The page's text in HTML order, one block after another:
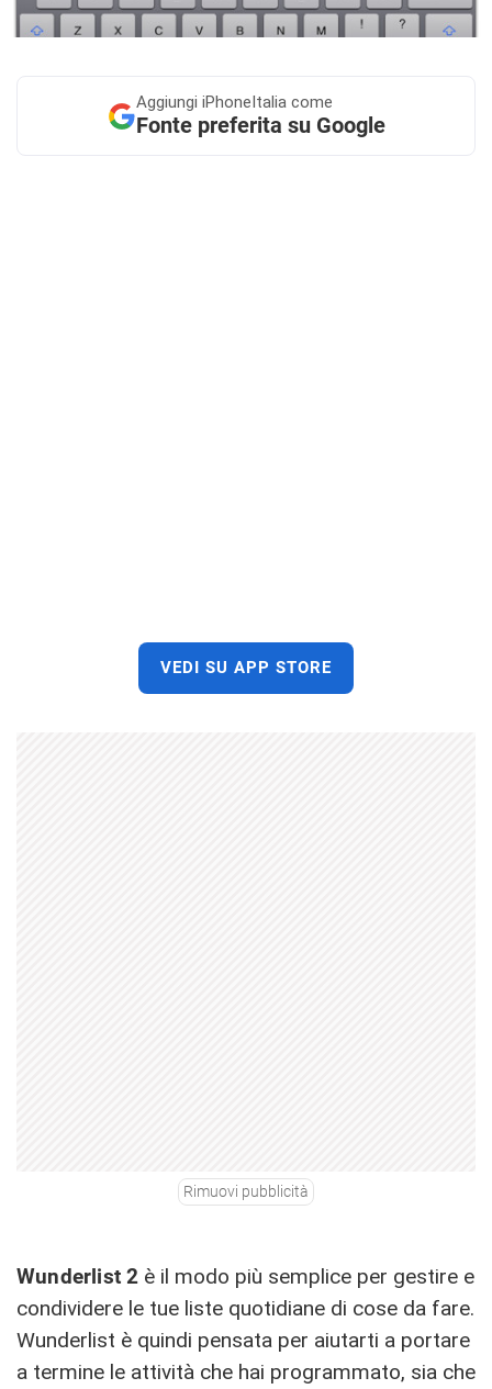
Aggiungi iPhoneItalia come
Fonte preferita su Google
VEDI SU APP STORE
Rimuovi pubblicità
Wunderlist 2 è il modo più semplice per gestire e
condividere le tue liste quotidiane di cose da fare.
Wunderlist è quindi pensata per aiutarti a portare
a termine le attività che hai programmato, sia che